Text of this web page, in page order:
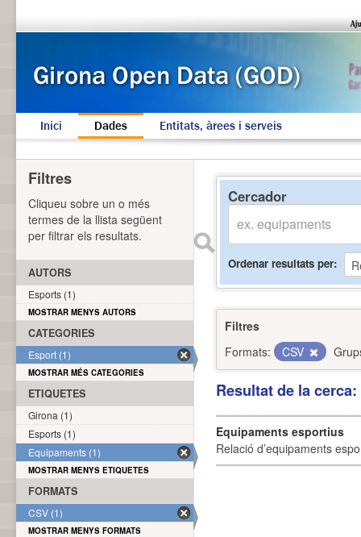
Inici Dades Entitats, àrees i serveis
Cercador
Ordenar resultats per
Filtres
Formats:
CSV
Resultat de la
Equipaments esportius
Relació d’equipaments
Filtres
Cliqueu sobre un o més
termes de la llista següent
per filtrar els resultats.
AUTORS
Esports (1)
MOSTRAR MENYS AUTORS
CATEGORIES
Esport (1)
MOSTRAR MÉS CATEGORIES
ETIQUETES
Girona (1)
Esports (1)
Equipaments (1)
MOSTRAR MENYS ETIQUETES
FORMATS
CSV (1)
MOSTRAR MENYS FORMATS